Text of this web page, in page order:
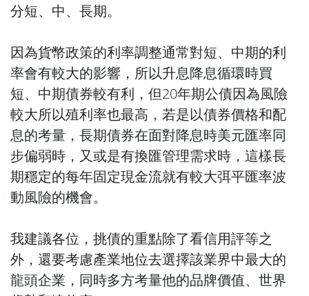
分短、中、長期。
因為貨幣政策的利率調整通常對短、中期的利
率會有較大的影響，所以升息降息循環時買
短、中期債券較有利，但20年期公債因為風險
較大所以殖利率也最高，若是以債券價格和配
息的考量，長期債券在面對降息時美元匯率同
步偏弱時，又或是有換匯管理需求時，這樣長
期穩定的每年固定現金流就有較大弭平匯率波
動風險的機會。
我建議各位，挑債的重點除了看信用評等之
外，還要考慮產業地位去選擇該業界中最大的
龍頭企業，同時多方考量他的品牌價值、世界